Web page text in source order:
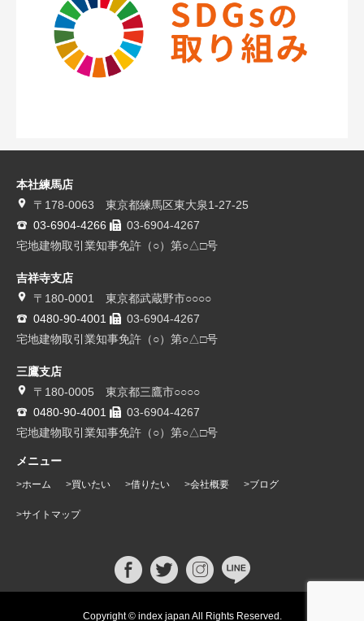
本社練馬店
〒178-0063 東京都練馬区東大泉1-27-25
03-6904-4266
03-6904-4267
宅地建物取引業知事免許（○）第○△□号
吉祥寺支店
〒180-0001 東京都武蔵野市○○○○
0480-90-4001
03-6904-4267
宅地建物取引業知事免許（○）第○△□号
三鷹支店
〒180-0005 東京都三鷹市○○○○
0480-90-4001
03-6904-4267
宅地建物取引業知事免許（○）第○△□号
メニュー
ホーム 買いたい 借りたい 会社概要 ブログ
サイトマップ
Copyright © index japan All Rights Reserved.